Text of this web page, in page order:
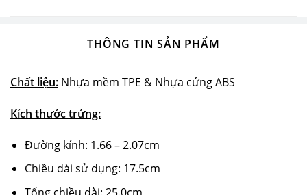
THÔNG TIN SẢN PHẨM
Chất liệu: Nhựa mềm TPE & Nhựa cứng ABS
Kích thước trứng:
Đường kính: 1.66 – 2.07cm
Chiều dài sử dụng: 17.5cm